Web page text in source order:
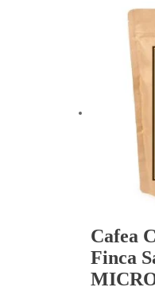
Cafea
Finca